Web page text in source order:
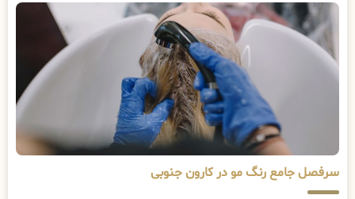
سرفصل جامع رنگ مو در کارون جنوبی